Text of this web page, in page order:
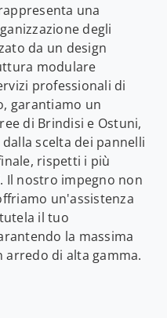
una
degli
da un design
modulare
professionali di
garantiamo un
di Brindisi e Ostuni,
scelta dei pannelli
rispetti i più
Il nostro impegno non
un'assistenza
il tuo
la massima
di alta gamma.